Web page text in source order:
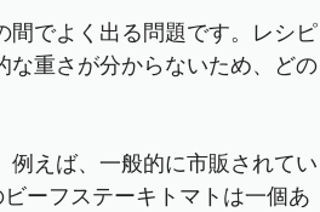
でよく出る問題です。レシピ
な重さが分からないため、どの
例えば、一般的に市販されてい
ーフステーキトマトは一個あ